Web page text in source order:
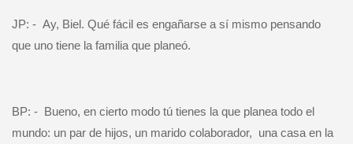
JP: - Ay, Biel. Qué fácil es engañarse a sí mismo pensando
que uno tiene la familia que planeó.
BP: - Bueno, en cierto modo tú tienes la que planea todo el
mundo: un par de hijos, un marido colaborador, una casa en la